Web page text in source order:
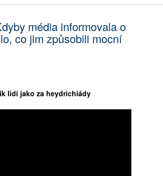
média informovala o
co jim způsobili mocní
lidí jako za heydrichiády